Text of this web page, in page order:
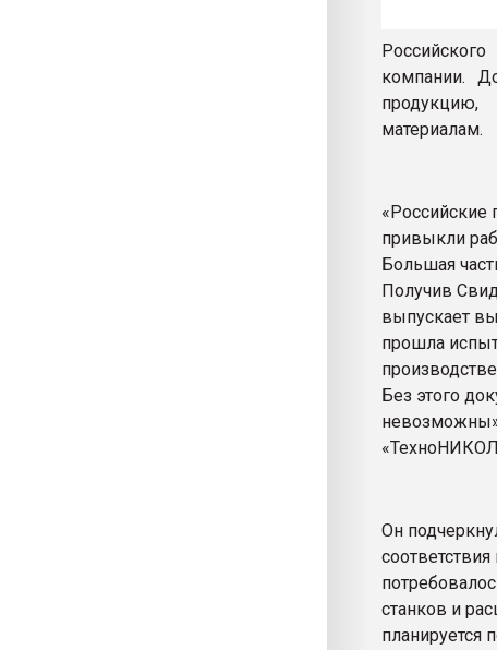
компании.
продукцию,
материалам.
«Российские
привыкли
Большая
Получив
выпускает
прошла
Без этого
Он
станков и
планируется